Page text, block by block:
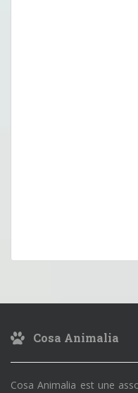
Cosa Animalia
Cosa Animalia est une